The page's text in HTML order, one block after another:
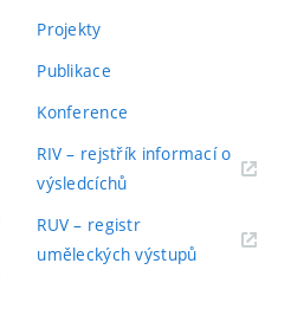
Projekty
Publikace
Konference
RIV – rejstřík informací o
výsledcíchů
RUV – registr
uměleckých výstupů